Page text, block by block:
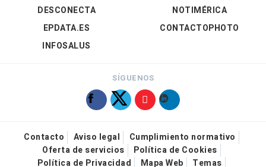
DESCONECTA
EPDATA.ES
INFOSALUS
NOTIMÉRICA
CONTACTOPHOTO
SÍGUENOS
Contacto Aviso legal
Cumplimiento normativo
Oferta de servicios
Política de Cookies
Política de Privacidad
Mapa Web Temas